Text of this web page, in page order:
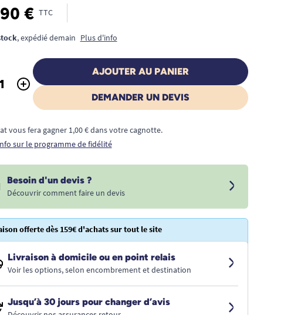
€ TTC
, expédié demain Plus d'info
+
AJOUTER AU PANIER
DEMANDER UN DEVIS
vous fera gagner 1,00 € dans votre cagnotte.
sur le programme de fidélité
Besoin d'un devis ?
Découvrir comment faire un devis
offerte dès 159€ d'achats sur tout le site
Livraison à domicile ou en point relais
Voir les options, selon encombrement et destination
Jusqu’à 30 jours pour changer d’avis